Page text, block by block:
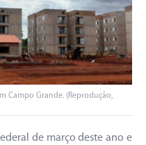
Campo Grande. (Reprodução,
de março deste ano e